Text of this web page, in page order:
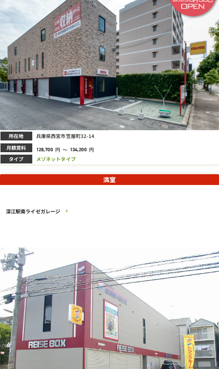
所在地 兵庫県西宮市笠屋町32-14
月額賃料 128,700 円 ～ 134,200 円
タイプ メゾネットタイプ
深江駅南ライゼガレージ
満室